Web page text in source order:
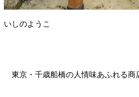
いしのようこ
東京・千歳船橋の人情味あふれる商